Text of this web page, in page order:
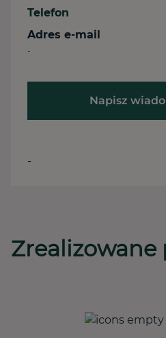
Telefon
Adres e-mail
-
Napisz
-
Zrealizowane